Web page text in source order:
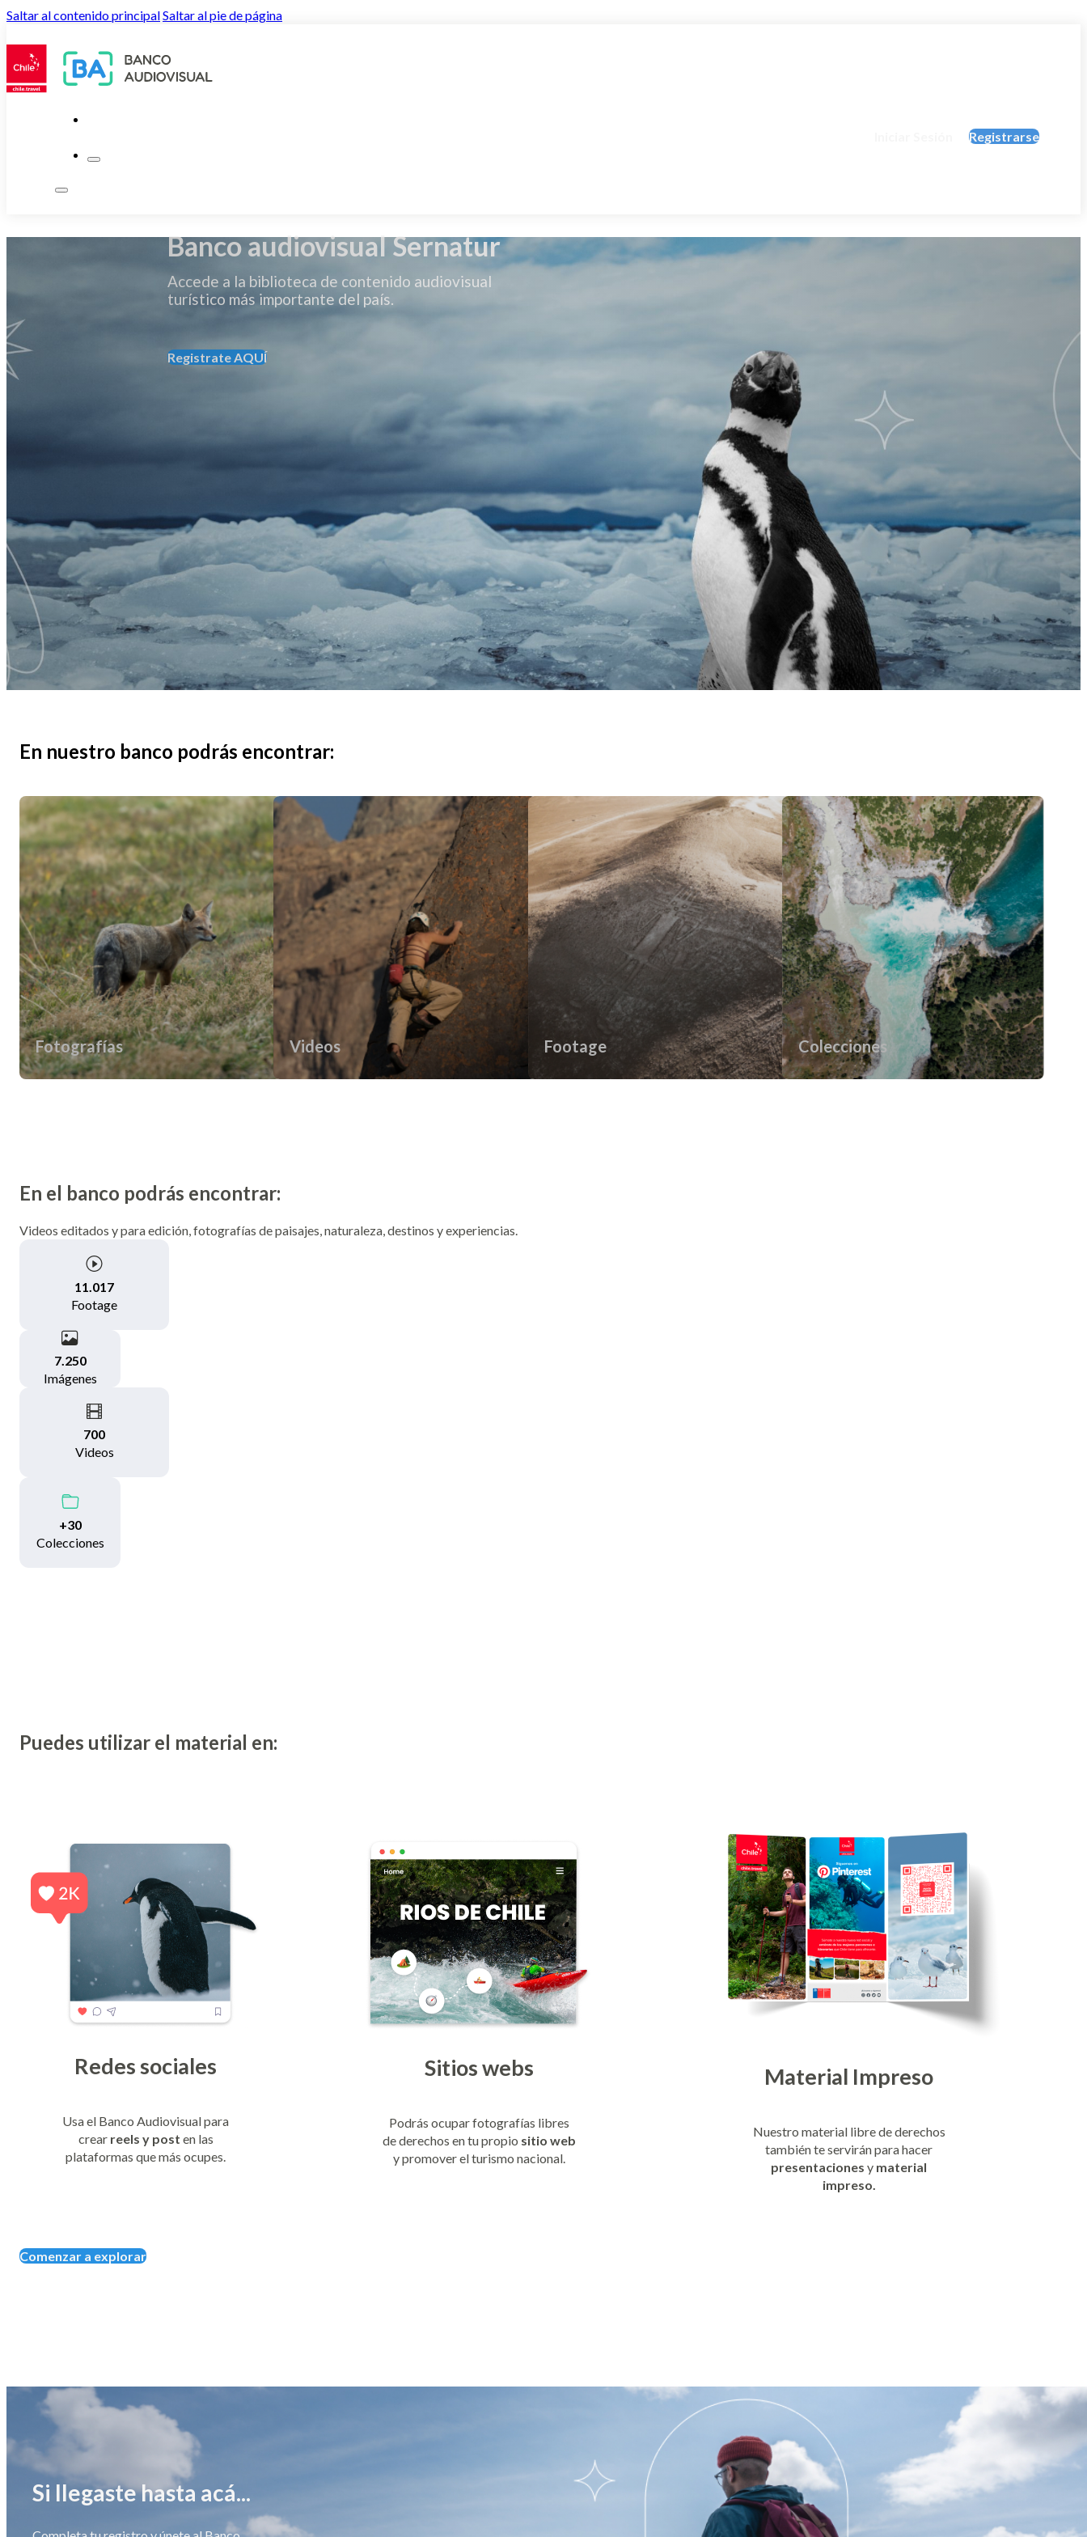
Saltar al contenido principalSaltar al pie de página
Registrarse
Banco audiovisual Sernatur
Accede a la biblioteca de contenido audiovisual
turístico más importante del país.
Registrate AQUÍ
En nuestro banco podrás encontrar:
Fotografías Videos Footage Colecciones
En el banco podrás encontrar:
Videos editados y para edición, fotografías de paisajes, naturaleza, destinos y experiencias.
11.017
Footage
7.250
Imágenes
700
Videos
+30
Colecciones
Puedes utilizar el material en:
Redes sociales
Usa el Banco Audiovisual para
crear reels y post en las
plataformas que más ocupes.
Sitios webs
Podrás ocupar fotografías libres
de derechos en tu propio sitio web
y promover el turismo nacional.
Material Impreso
Nuestro material libre de derechos
también te servirán para hacer
presentaciones y material
impreso.
Comenzar a explorar
Si llegaste hasta acá...